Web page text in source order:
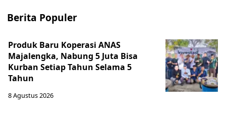
Berita Populer
Produk Baru Koperasi ANAS
Majalengka, Nabung 5 Juta Bisa
Kurban Setiap Tahun Selama 5
Tahun
8 Agustus 2026